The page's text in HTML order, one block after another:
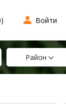
) Войти
Район